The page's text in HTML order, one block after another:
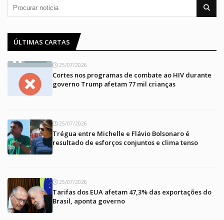
ÚLTIMAS CARTAS
25/07/2026
Cortes nos programas de combate ao HIV durante
governo Trump afetam 77 mil crianças
25/07/2026
Trégua entre Michelle e Flávio Bolsonaro é
resultado de esforços conjuntos e clima tenso
25/07/2026
Tarifas dos EUA afetam 47,3% das exportações do
Brasil, aponta governo